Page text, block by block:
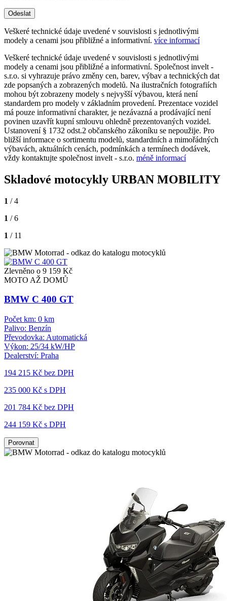
Odeslat
Veškeré technické údaje uvedené v souvislosti s jednotlivými
modely a cenami jsou přibližné a informativní. více informací
Veškeré technické údaje uvedené v souvislosti s jednotlivými
modely a cenami jsou přibližné a informativní. Společnost invelt -
s.r.o. si vyhrazuje právo změny cen, barev, výbav a technických dat
zde popsaných a zobrazených modelů. Na ilustračních fotografiích
mohou být zobrazeny modely s nejvyšší výbavou, která není
standardem pro modely v základním provedení. Prezentace vozidel
má pouze informativní charakter, je nezávazná a prodávající není
povinen uzavřít kupní smlouvu ohledně prezentovaných vozidel.
Ustanovení § 1732 odst.2 občanského zákoníku se nepoužije. Pro
bližší informace o sortimentu modelů, standardních a mimořádných
výbavách, aktuálních cenách, podmínkách a termínech dodávek,
vždy kontaktujte společnost invelt - s.r.o. méně informací
Skladové motocykly URBAN MOBILITY
1 / 4
1 / 6
1 / 11
Zlevněno o 9 159 Kč
MOTO AŽ DOMŮ
BMW C 400 GT
Počet km: 0 km
Palivo: Benzín
Převodovka: Automatická
Výkon: 25/34 kW/HP
Dealerství: Praha
194 215 Kč bez DPH
235 000 Kč s DPH
201 784 Kč bez DPH
244 159 Kč s DPH
Porovnat